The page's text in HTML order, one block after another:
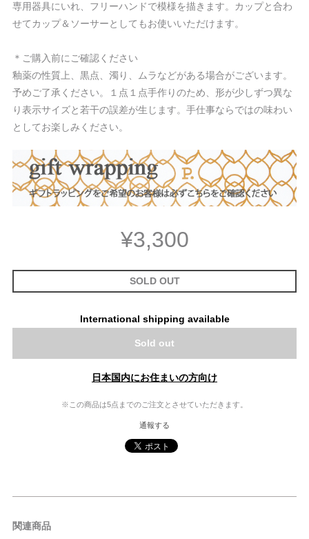
専用器具にいれ、フリーハンドで模様を描きます。カップと合わ
せてカップ＆ソーサーとしてもお使いいただけます。
＊ご購入前にご確認ください
釉薬の性質上、黒点、濁り、ムラなどがある場合がございます。
予めご了承ください。１点１点手作りのため、形が少しずつ異な
り表示サイズと若干の誤差が生じます。手仕事ならではの味わい
としてお楽しみください。
¥3,300
SOLD OUT
International shipping available
Sold out
日本国内にお住まいの方向け
※この商品は5点までのご注文とさせていただきます。
通報する
関連商品